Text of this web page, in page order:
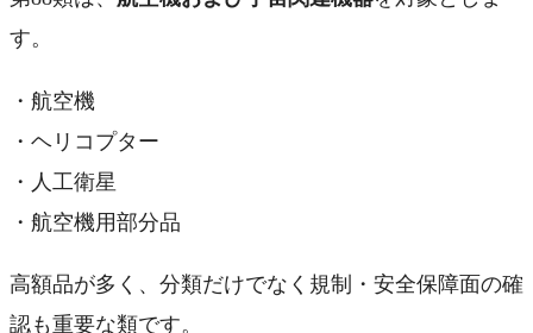
す。
・航空機
・ヘリコプター
・人工衛星
・航空機用部分品
高額品が多く、分類だけでなく規制・安全保障面の確
認も重要な類です。